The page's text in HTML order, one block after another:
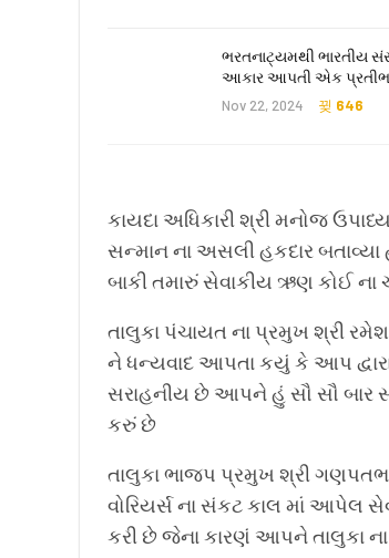
ભરતનાટ્યમથી ભારતીય
આકાર આપતી એક
Nov 22, 2024 646
કાયદા અધિકારી શ્રી મનોજ
સન્માન ના અસલી હકદાર
બાકી તમારું સેવાકીય ઋણ કોઈ
તાલુકા પંચાયત ના પ્રમુખ શ્રી
ને ધન્યવાદ આપતા કયું કે આપ
સરાહનીય છે આપને હું સૌ સૌ
કરું છે
તાલુકા ભાજપ પ્રમુખ શ્રી
વોરિયર્સ ના સંકટ કાલ માં આપેલ
કરી છે જેના કારણં આપને તાલુકા